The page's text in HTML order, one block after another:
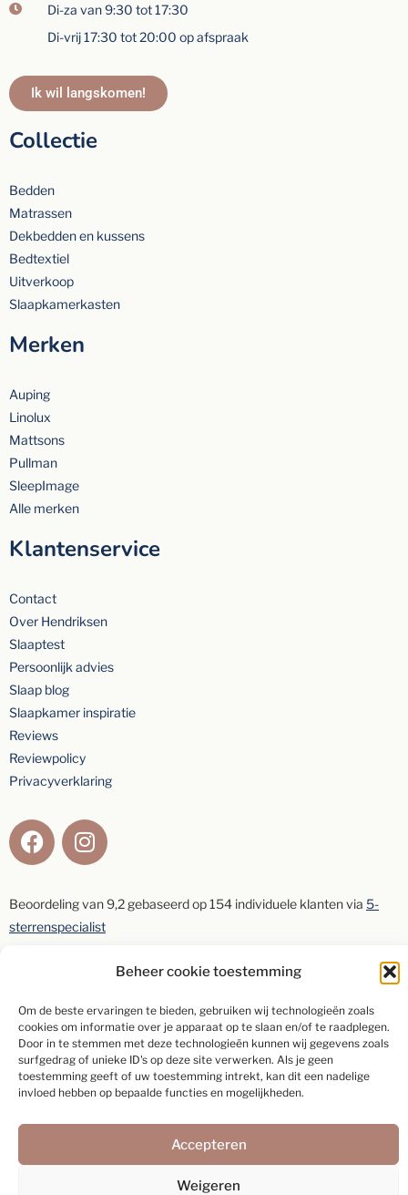
Beheer cookie toestemming
Om de beste ervaringen te bieden, gebruiken wij technologieën zoals
cookies om informatie over je apparaat op te slaan en/of te raadplegen.
Door in te stemmen met deze technologieën kunnen wij gegevens zoals
surfgedrag of unieke ID's op deze site verwerken. Als je geen
toestemming geeft of uw toestemming intrekt, kan dit een nadelige
invloed hebben op bepaalde functies en mogelijkheden.
Accepteren
Weigeren
Di-za van 9:30 tot 17:30
Di-vrij 17:30 tot 20:00 op afspraak
Ik wil langskomen!
Collectie
Bedden
Matrassen
Dekbedden en kussens
Bedtextiel
Uitverkoop
Slaapkamerkasten
Merken
Auping
Linolux
Mattsons
Pullman
SleepImage
Alle merken
Klantenservice
Contact
Over Hendriksen
Slaaptest
Persoonlijk advies
Slaap blog
Slaapkamer inspiratie
Reviews
Reviewpolicy
Privacyverklaring
Beoordeling van9,2 gebaseerd op154 individuele klanten via 5-
sterrenspecialist
Schrijf een beoordeling
Webdesign:Rex Media